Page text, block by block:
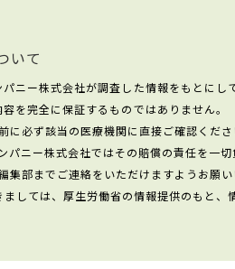
いて
ニー株式会社が調査した情報をもとにして
を完全に保証するものではありません。
必ず該当の医療機関に直接ご確認くださ
ニー株式会社ではその賠償の責任を一切
部までご連絡をいただけますようお願い
しては、厚生労働省の情報提供のもと、